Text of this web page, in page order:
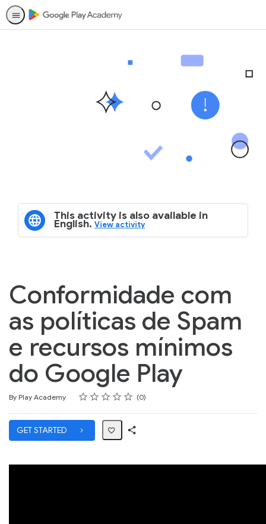
This activity is also available in
English. View activity
Conformidade com
as políticas de Spam
e recursos mínimos
do Google Play
By Play Academy Rating
1 star
2 stars
3 stars
4 stars
5 stars
Average rating: 0 0
No reviews
GET STARTED